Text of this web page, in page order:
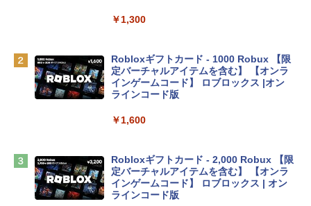
eTime HDカメラ - インディゴ
tomtoc 360°保護 15.6 16インチ パソコ
ンケース Dell NEC Lavie ASUS HP dyna
Apple 2026 MacBook Air M5チップ搭載
13インチノートブック：AIとApple Intell
igence、13.6インチLiquid Retinaディ
￥1,300
Robloxギフトカード - 1000 Robux 【限
定バーチャルアイテムを含む】 【オンラ
インゲームコード】 ロブロックス |オン
ラインコード版
￥1,600
Robloxギフトカード - 2,000 Robux 【限
定バーチャルアイテムを含む】 【オンラ
インゲームコード】 ロブロックス | オン
ラインコード版